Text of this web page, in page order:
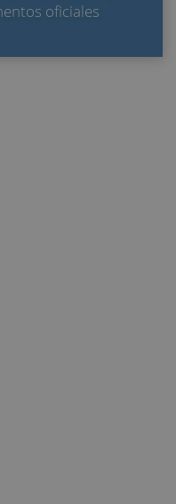
oficiales